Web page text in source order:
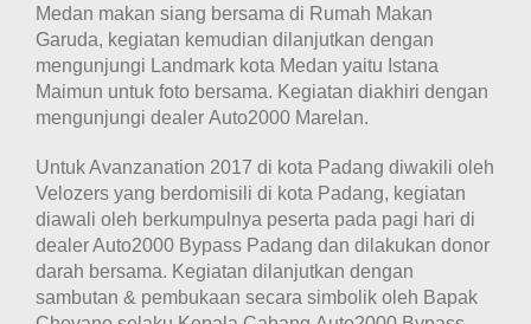
Medan makan siang bersama di Rumah Makan
Garuda, kegiatan kemudian dilanjutkan dengan
mengunjungi Landmark kota Medan yaitu Istana
Maimun untuk foto bersama. Kegiatan diakhiri dengan
mengunjungi dealer Auto2000 Marelan.
Untuk Avanzanation 2017 di kota Padang diwakili oleh
Velozers yang berdomisili di kota Padang, kegiatan
diawali oleh berkumpulnya peserta pada pagi hari di
dealer Auto2000 Bypass Padang dan dilakukan donor
darah bersama. Kegiatan dilanjutkan dengan
sambutan & pembukaan secara simbolik oleh Bapak